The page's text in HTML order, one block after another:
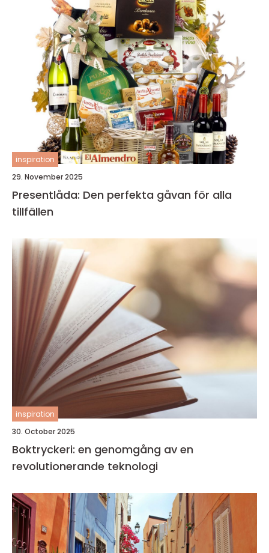
inspiration
29. November 2025
Presentlåda: Den perfekta gåvan för alla
tillfällen
inspiration
30. October 2025
Boktryckeri: en genomgång av en
revolutionerande teknologi